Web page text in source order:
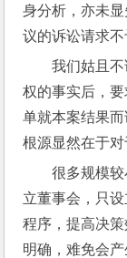
身分析，亦未
议的诉讼请求不
我们姑且
权的事实后，
单就本案结果
根源显然在于对
很多规模
立董事会，只
程序，提高决
明确，难免会